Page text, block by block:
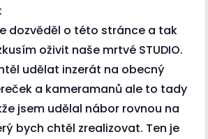
dozvěděl o této stránce a tak
oživit naše mrtvé STUDIO.
udělat inzerát na obecný
a kameramanů ale to tady
jsem udělal nábor rovnou na
bych chtěl zrealizovat. Ten je